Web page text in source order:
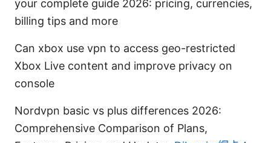
your complete guide 2026: pricing, currencies,
billing tips and more
Can xbox use vpn to access geo-restricted
Xbox Live content and improve privacy on
console
Nordvpn basic vs plus differences 2026:
Comprehensive Comparison of Plans,